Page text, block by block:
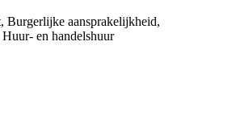
Burgerlijke aansprakelijkheid,
en handelshuur